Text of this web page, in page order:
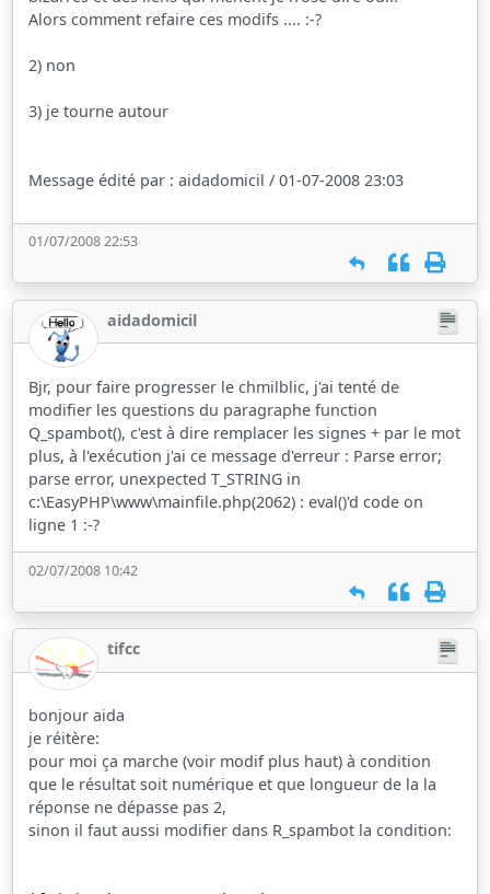
Alors comment refaire ces modifs .... :-?
2) non
3) je tourne autour
Message édité par : aidadomicil / 01-07-2008 23:03
01/07/2008 22:53
aidadomicil
Bjr, pour faire progresser le chmilblic, j'ai tenté de
modifier les questions du paragraphe function
Q_spambot(), c'est à dire remplacer les signes + par le mot
plus, à l'exécution j'ai ce message d'erreur : Parse error;
parse error, unexpected T_STRING in
c:\EasyPHP\www\mainfile.php(2062) : eval()'d code on
ligne 1 :-?
02/07/2008 10:42
tifcc
bonjour aida
je réitère:
pour moi ça marche (voir modif plus haut) à condition
que le résultat soit numérique et que longueur de la la
réponse ne dépasse pas 2,
sinon il faut aussi modifier dans R_spambot la condition: